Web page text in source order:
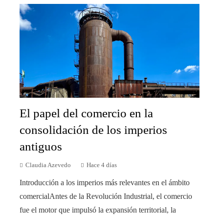
El papel del comercio en la
consolidación de los imperios
antiguos
Claudia Azevedo Hace 4 días
Introducción a los imperios más relevantes en el ámbito
comercialAntes de la Revolución Industrial, el comercio
fue el motor que impulsó la expansión territorial, la